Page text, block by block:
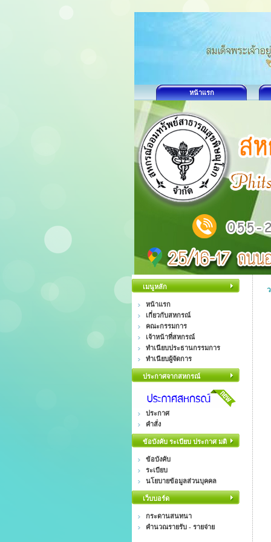
หน้าแรก
เมนูหลัก
หน้าแรก
เกี่ยวกับสหกรณ์
คณะกรรมการ
เจ้าหน้าที่สหกรณ์
ทำเนียบประธานกรรมการ
ทำเนียบผู้จัดการ
ประกาศจากสหกรณ์
ประกาศ
คำสั่ง
ข้อบังคับ ระเบียบ ประกาศ มติ
ข้อบังคับ
ระเบียบ
นโยบายข้อมูลส่วนบุคคล
เว็บบอร์ด
กระดานสนทนา
คำนวณรายรับ - รายจ่าย